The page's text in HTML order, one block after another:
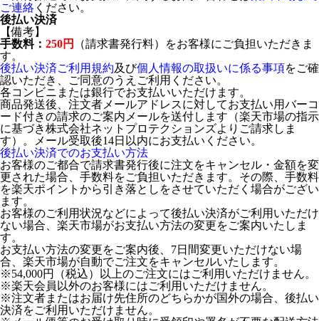
ご連絡 ください。
後払い決済
【備考】
手数料： 250円
（請求書発行料）をお客様にご負担いただきま
す。
後払い決済ご利用規約及び個人情報の取扱いに係る事項をご確
認いただき、ご同意のうえご利用ください。
各コンビニまたは銀行でお支払いいただけます。
商品発送後、注文者メールアドレスに対してお支払い用バーコ
ード付きの請求のご案内メールを送付します（楽天市場の指示
に基づき株式会社ネットプロテクションズよりご請求しま
す）。メール受取後14日以内にお支払いください。
後払い決済でのお支払い方法
お客様のご都合で請求書発行後に注文をキャンセル・金額を変
更された場合、手数料をご負担いただきます。その際、手数料
を楽天ポイントから引き落としをさせていただく場合がござい
ます。
お客様のご利用状況などによって後払い決済がご利用いただけ
ない場合、楽天市場がお支払い方法の変更をご案内いたしま
す。
お支払い方法の変更をご案内後、7日間変更いただけない場
合、楽天市場が自動でご注文をキャンセルいたします。
※54,000円（税込）以上のご注文にはご利用いただけません。
※楽天会員以外のお客様にはご利用いただけません。
※注文者またはお届け先住所のどちらかが国外の場合、後払い
決済をご利用いただけません。